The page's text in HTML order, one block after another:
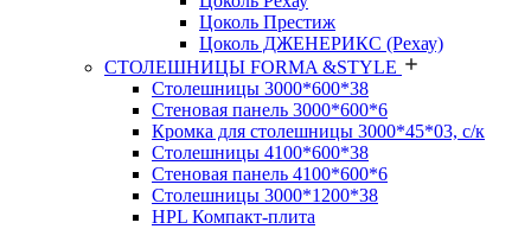
Цоколь Престиж
Цоколь ДЖЕНЕРИКС (Рехау)
СТОЛЕШНИЦЫ FORMA &STYLE
Столешницы 3000*600*38
Стеновая панель 3000*600*6
Кромка для столешницы 3000*45*03, с/к
Столешницы 4100*600*38
Стеновая панель 4100*600*6
Столешницы 3000*1200*38
HPL Компакт-плита